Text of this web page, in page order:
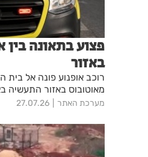
פצוע בתאונה בין
באזור
רוכב אופנוע פונה אל בית
מאוטובוס באזור התעשיה
מערכת האתר 27.07.26